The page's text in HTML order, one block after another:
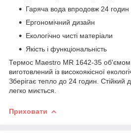
Гаряча вода впродовж 24 годин
Ергономічний дизайн
Екологічно чисті матеріали
Якість і функціональність
Термос Maestro MR 1642-35 об'ємом
виготовлений із високоякісної
Зберігає тепло до 24 годин. Стійкий
легко миється.
Приховати